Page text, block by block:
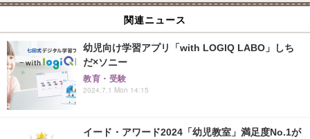
関連ニュース
幼児向け学習アプリ「with LOGIQ LABO」しち
だ×ソニー
教育・受験
2024.7.1 Mon 14:15
イード・アワード2024「幼児教室」満足度No.1が